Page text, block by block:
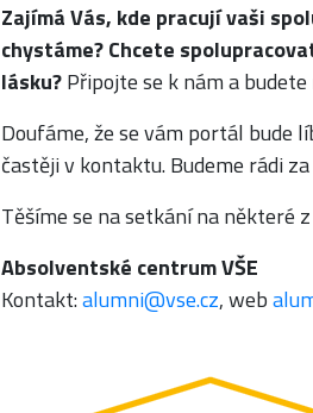
Zajímá Vás, kde pracují vaši
chystáme? Chcete
lásku?Připojte se k nám a
Doufáme, že se vám portál bude
častěji v kontaktu. Budeme rádi za
Těšíme se na setkání na některé
Absolventské centrum VŠE
Kontakt:alumni@vse.cz, web